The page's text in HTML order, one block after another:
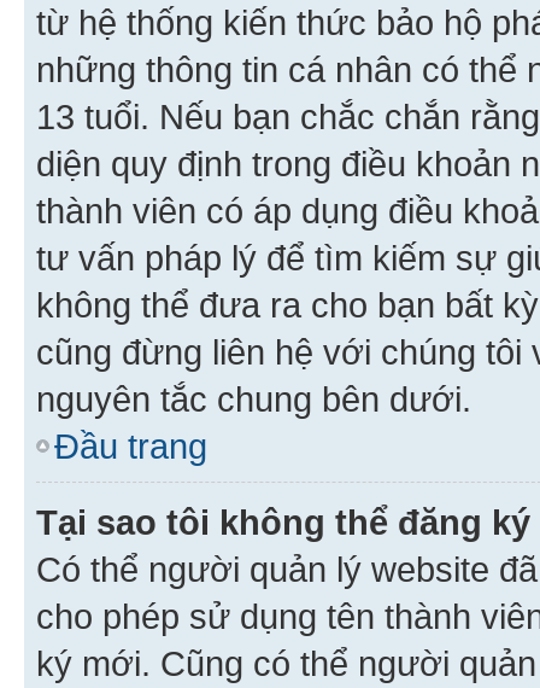
từ hệ thống kiến thức bảo hộ
những thông tin cá nhân có thể
13 tuổi. Nếu bạn chắc chắn
diện quy định trong điều khoản
thành viên có áp dụng điều
tư vấn pháp lý để tìm kiếm sự
không thể đưa ra cho bạn bất
cũng đừng liên hệ với chúng
nguyên tắc chung bên dưới.
Đầu trang
Tại sao tôi không thể đăng
Có thể người quản lý website
cho phép sử dụng tên thành
ký mới. Cũng có thể người